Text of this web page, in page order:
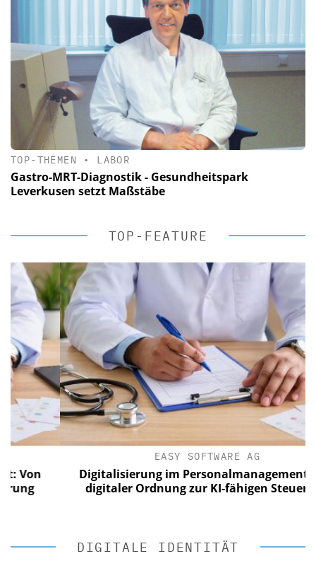
TOP-THEMEN • LABOR
Gastro-MRT-Diagnostik - Gesundheitspark
Leverkusen setzt Maßstäbe
TOP-FEATURE
EASY SOFTWARE AG
Digitalisierung im Personalmanagement: Von
digitaler Ordnung zur KI-fähigen Steuerung
DIGITALE IDENTITÄT